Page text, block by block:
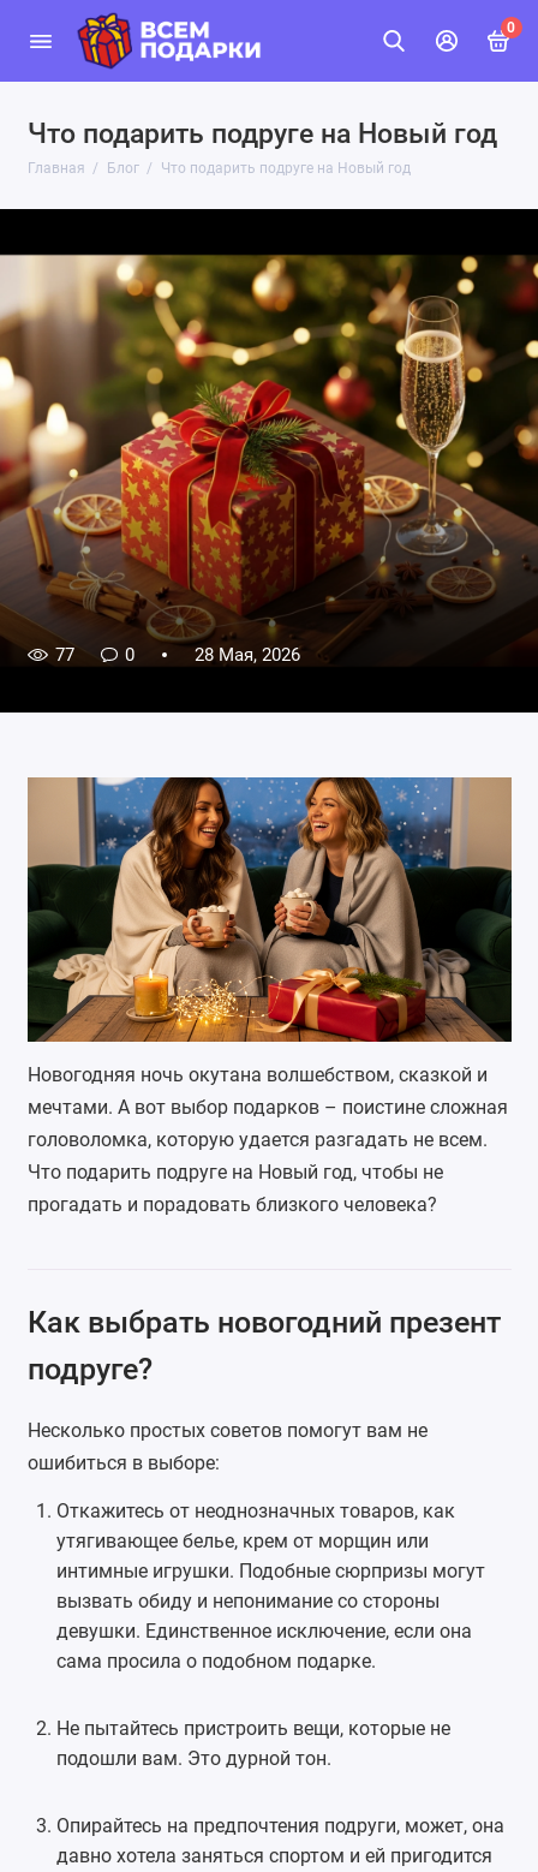
0
Что подарить подруге на Новый год
Главная Блог Что подарить подруге на Новый год
77 0 28 Мая, 2026
Новогодняя ночь окутана волшебством, сказкой и
мечтами. А вот выбор подарков – поистине сложная
головоломка, которую удается разгадать не всем.
Что подарить подруге на Новый год, чтобы не
прогадать и порадовать близкого человека?
Как выбрать новогодний презент
подруге?
Несколько простых советов помогут вам не
ошибиться в выборе:
Откажитесь от неоднозначных товаров, как
утягивающее белье, крем от морщин или
интимные игрушки. Подобные сюрпризы могут
вызвать обиду и непонимание со стороны
девушки. Единственное исключение, если она
сама просила о подобном подарке.
Не пытайтесь пристроить вещи, которые не
подошли вам. Это дурной тон.
Опирайтесь на предпочтения подруги, может, она
давно хотела заняться спортом и ей пригодится